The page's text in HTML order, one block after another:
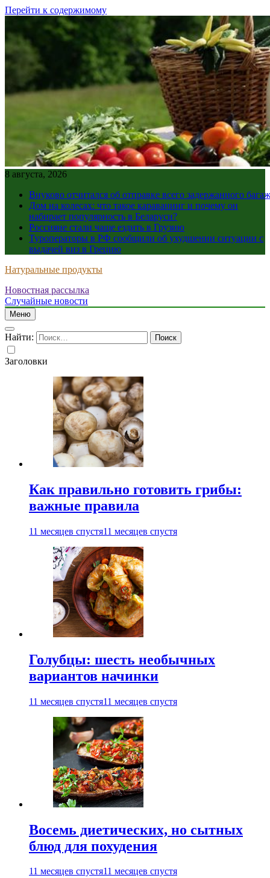
Перейти к содержимому
8 августа, 2026
Внуково отчитался об отправке всего задержанного
Дом на колесах: что такое караванинг и почему он
набирает популярность в Беларуси?
Россияне стали чаще ездить в Грузию
Туроператоры в РФ сообщили об ухудшении ситуации с
выдачей виз в Грецию
Натуральные продукты
Новостная рассылка
Случайные новости
Меню
Найти:
Заголовки
Как правильно готовить грибы:
важные правила
11 месяцев спустя11 месяцев спустя
Голубцы: шесть необычных
вариантов начинки
11 месяцев спустя11 месяцев спустя
Восемь диетических, но сытных
блюд для похудения
11 месяцев спустя11 месяцев спустя